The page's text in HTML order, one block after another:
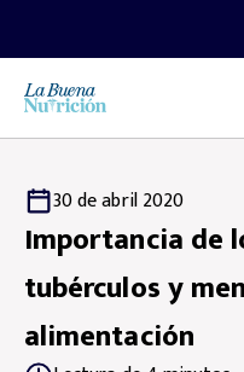
30 de abril 2020
Importancia de
tubérculos y
alimentación